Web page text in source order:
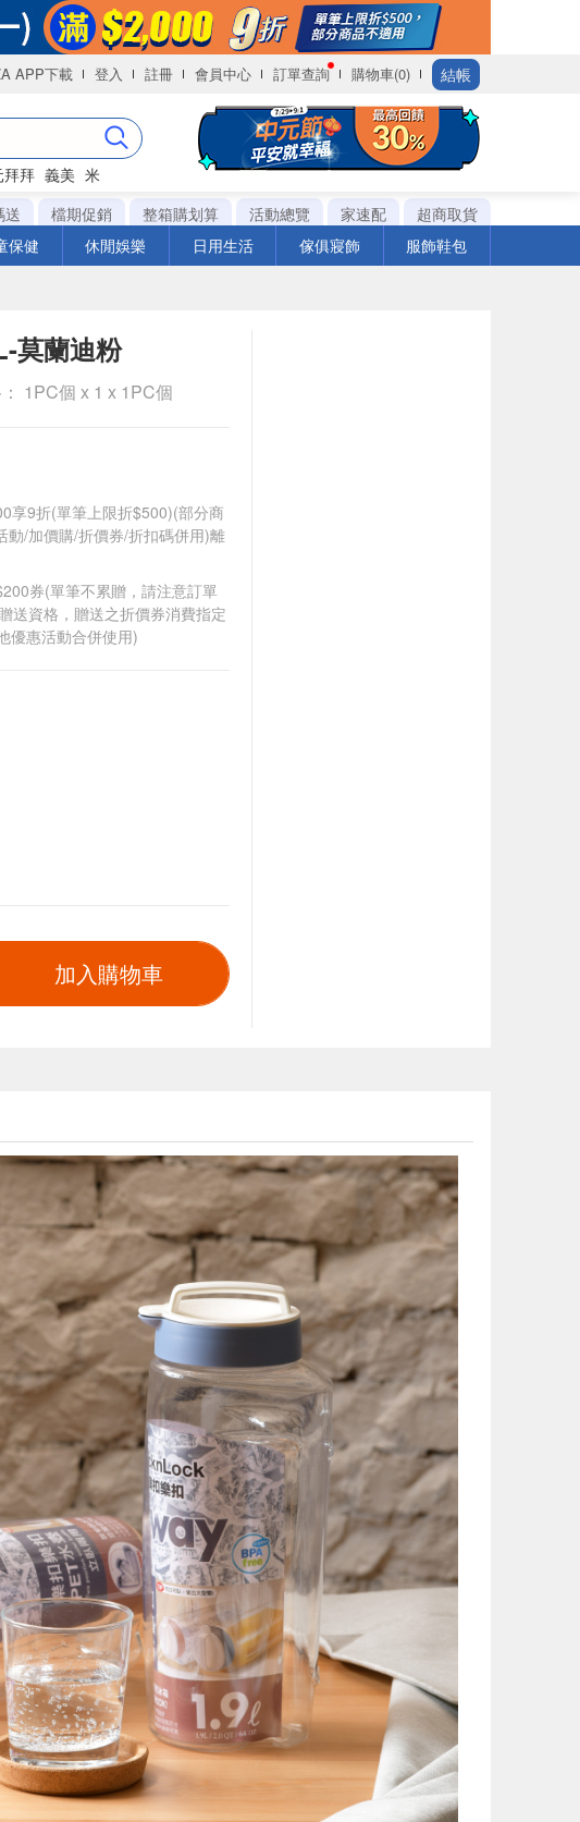
APP下載 登入 註冊 會員中心 訂單查詢 購物車(0) 結帳
拜拜 義美 米
送 檔期促銷 整箱購划算 活動總覽 家速配
超商取貨
保健 休閒娛樂 日用生活 傢俱寢飾 服飾鞋包
莫蘭迪粉
1PC個 x 1 x 1PC個
享9折(單筆上限折$500)(部分商
動/加價購/折價券/折扣碼併用)離
券(單筆不累贈，請注意訂單
送資格，贈送之折價券消費指定
優惠活動合併使用)
加入購物車